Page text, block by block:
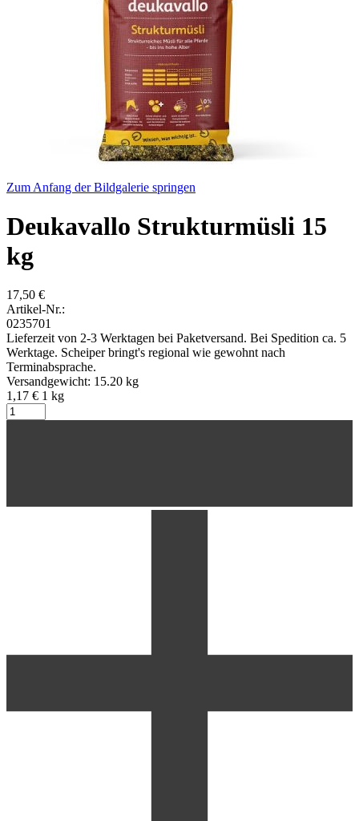
Zum Anfang der Bildgalerie springen
Deukavallo Strukturmüsli 15
kg
17,50 €
Artikel-Nr.:
0235701
Lieferzeit von 2-3 Werktagen bei Paketversand. Bei Spedition ca. 5
Werktage. Scheiper bringt's regional wie gewohnt nach
Terminabsprache.
Versandgewicht: 15.20 kg
1,17 € 1 kg